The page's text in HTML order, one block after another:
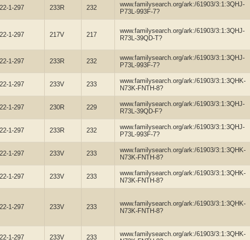
22-1-297 233R 232
www.familysearch.org/ark:/61903/3:1:3QHJ-
P73L-993F-7?
22-1-297 217V 217
www.familysearch.org/ark:/61903/3:1:3QHJ-
R73L-39QD-T?
22-1-297 233R 232
www.familysearch.org/ark:/61903/3:1:3QHJ-
P73L-993F-7?
22-1-297 233V 233
www.familysearch.org/ark:/61903/3:1:3QHK-
N73K-FNTH-8?
22-1-297 230R 229
www.familysearch.org/ark:/61903/3:1:3QHJ-
R73L-39QD-F?
22-1-297 233R 232
www.familysearch.org/ark:/61903/3:1:3QHJ-
P73L-993F-7?
22-1-297 233V 233
www.familysearch.org/ark:/61903/3:1:3QHK-
N73K-FNTH-8?
22-1-297 233V 233
www.familysearch.org/ark:/61903/3:1:3QHK-
N73K-FNTH-8?
22-1-297 233V 233
www.familysearch.org/ark:/61903/3:1:3QHK-
N73K-FNTH-8?
22-1-297 233V 233
www.familysearch.org/ark:/61903/3:1:3QHK-